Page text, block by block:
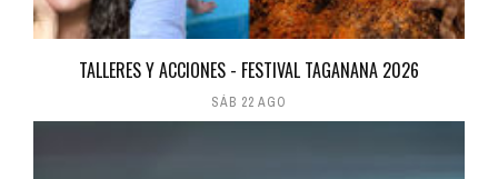
TALLERES Y ACCIONES - FESTIVAL TAGANANA 2026
SÁB 22 AGO